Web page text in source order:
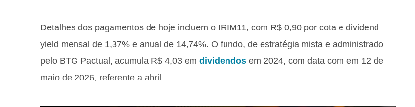
Detalhes dos pagamentos de hoje incluem o IRIM11, com R$ 0,90 por cota e dividend
yield mensal de 1,37% e anual de 14,74%. O fundo, de estratégia mista e administrado
pelo BTG Pactual, acumula R$ 4,03 em dividendos em 2024, com data com em 12 de
maio de 2026, referente a abril.